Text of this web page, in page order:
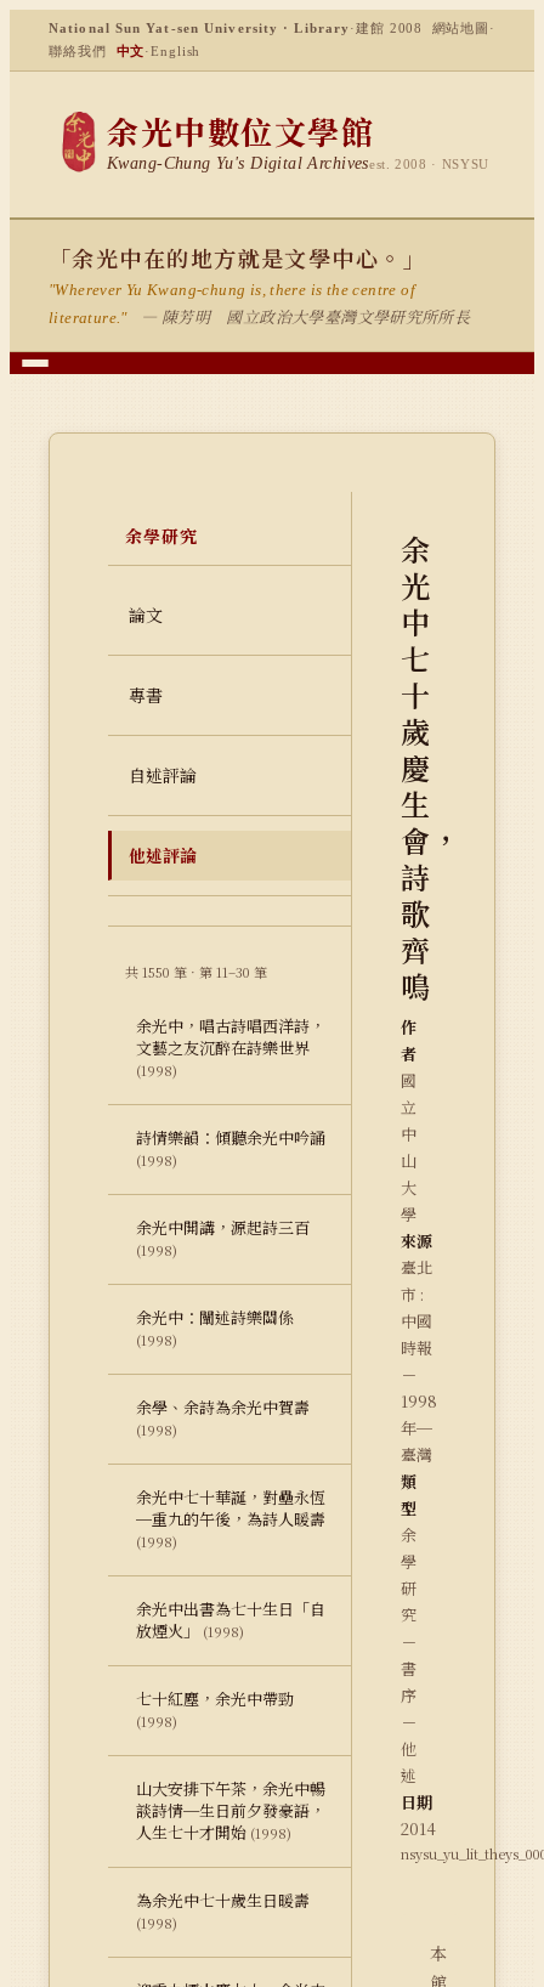
National Sun Yat-sen University · Library ·建館 2008 網站地圖 ·
聯絡我們
中文·English
余光中數位文學館
Kwang-Chung Yu's Digital Archivesest. 2008 · NSYSU
「余光中在的地方就是文學中心。」
"Wherever Yu Kwang-chung is, there is the centre of
literature."
— 陳芳明 國立政治大學臺灣文學研究所所長
余學研究
論文
專書
自述評論
他述評論
共 1550 筆 · 第 11–30 筆
余光中，唱古詩唱西洋詩，
文藝之友沉醉在詩樂世界
(1998)
詩情樂韻：傾聽余光中吟誦
(1998)
余光中開講，源起詩三百
(1998)
余光中：闡述詩樂關係
(1998)
余學、余詩為余光中賀壽
(1998)
余光中七十華誕，對壘永恆
─重九的午後，為詩人暖壽
(1998)
余光中出書為七十生日「自
放煙火」
(1998)
七十紅塵，余光中帶勁
(1998)
山大安排下午茶，余光中暢
談詩情─生日前夕發豪語，
人生七十才開始 (1998)
為余光中七十歲生日暖壽
(1998)
余
光
中
七
十
歲
慶
生
會，
詩
歌
齊
鳴
作
者
國
立
中
山
大
學
來源
臺北
市 :
中國
時報
－
1998
年─
臺灣
類
型
余
學
研
究
－
書
序
－
他
述
日期
2014
本
館